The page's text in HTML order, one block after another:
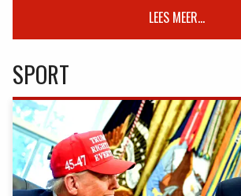
LEES MEER...
SPORT